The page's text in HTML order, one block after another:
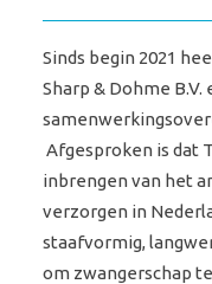
Sinds begin 2021
Sharp & Dohme B.V.
Afgesproken is dat
inbrengen van het
verzorgen in
staafvormig,
om zwangerschap